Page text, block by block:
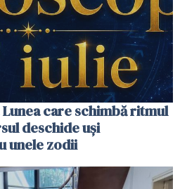
care schimbă ritmul
deschide uși
unele zodii